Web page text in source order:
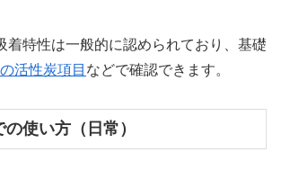
着特性は一般的に認められており、基礎
活性炭項目 などで確認できます。
使い方（日常）